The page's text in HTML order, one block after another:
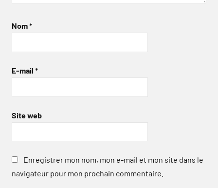
Nom*
E-mail *
Site web
Enregistrer mon nom, mon e-mail et mon site dans le
navigateur pour mon prochain commentaire.